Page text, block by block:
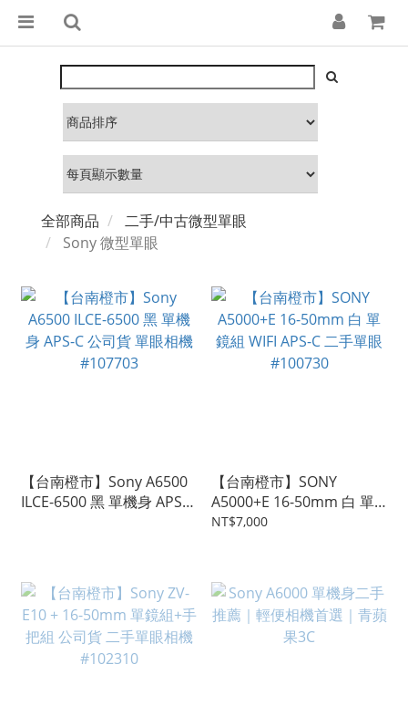
全部商品
二手/中古微型單眼
Sony 微型單眼
【台南橙市】Sony A6500
ILCE-6500 黑 單機身 APS-C
【台南橙市】SONY
A5000+E 16-50mm 白 單
鏡組 WIFI APS-C 二手單眼
NT$7,000